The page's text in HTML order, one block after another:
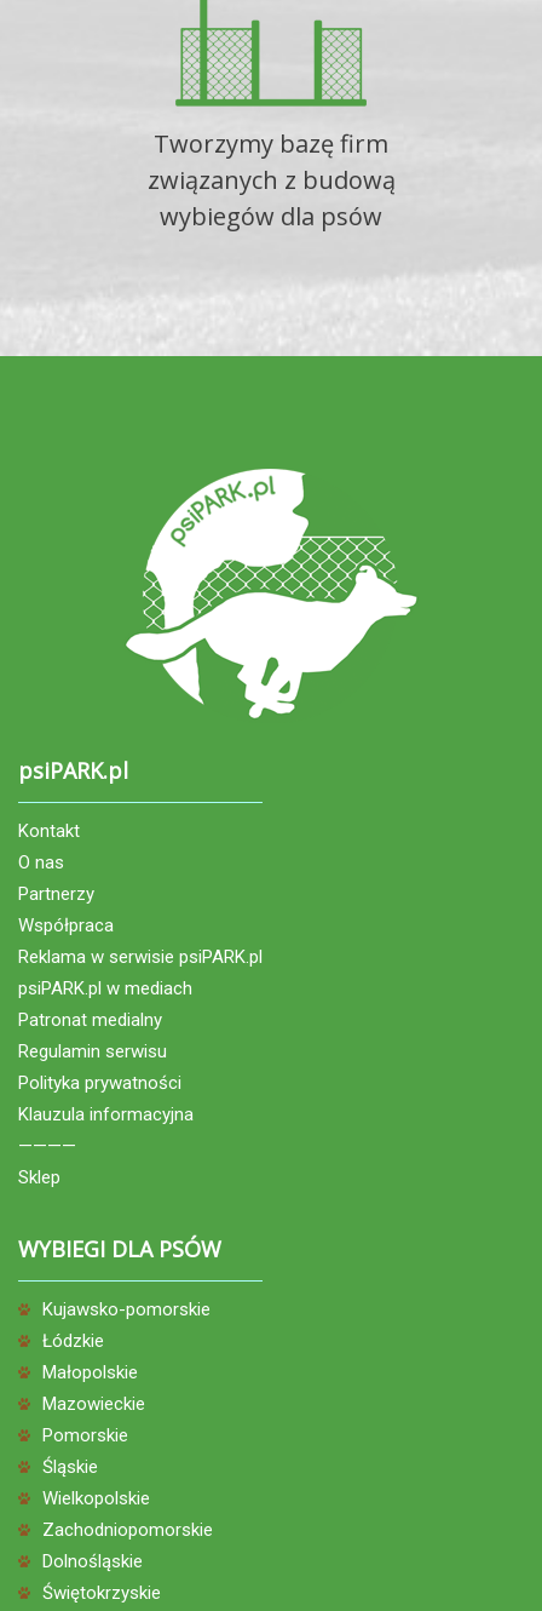
Tworzymy bazę firm
związanych z budową
wybiegów dla psów
psiPARK.pl
Kontakt
O nas
Partnerzy
Współpraca
Reklama w serwisie psiPARK.pl
psiPARK.pl w mediach
Patronat medialny
Regulamin serwisu
Polityka prywatności
Klauzula informacyjna
————
Sklep
WYBIEGI DLA PSÓW
Kujawsko-pomorskie
Łódzkie
Małopolskie
Mazowieckie
Pomorskie
Śląskie
Wielkopolskie
Zachodniopomorskie
Dolnośląskie
Świętokrzyskie